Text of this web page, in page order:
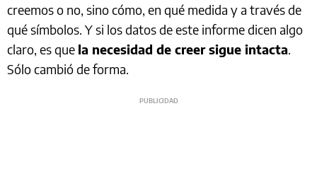
creemos o no, sino cómo, en qué medida y a través de
qué símbolos. Y si los datos de este informe dicen algo
claro, es que la necesidad de creer sigue intacta.
Sólo cambió de forma.